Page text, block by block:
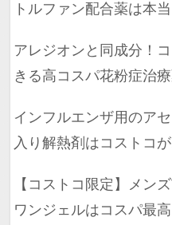
トルファン配合薬は本
アレジオンと同成分！
きる高コスパ花粉症治
インフルエンザ用のア
入り解熱剤はコストコが
【コストコ限定】メン
ワンジェルはコスパ最高